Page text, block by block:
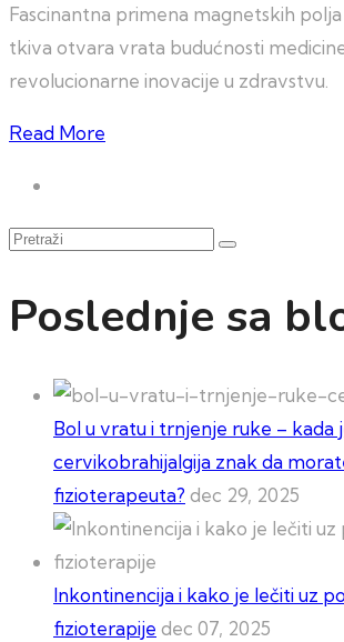
Fascinantna primena magnetskih
tkiva otvara vrata budućnosti
revolucionarne inovacije u zdravstvu.
Read More
Pretraži
Poslednje sa
Bol u vratu i trnjenje ruke – kada
cervikobrahijalgija znak da
fizioterapeuta? dec 29, 2025
Inkontinencija i kako je lečiti uz
fizioterapije dec 07, 2025